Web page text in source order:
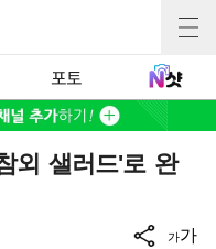
포토
외 샐러드'로 완
가가